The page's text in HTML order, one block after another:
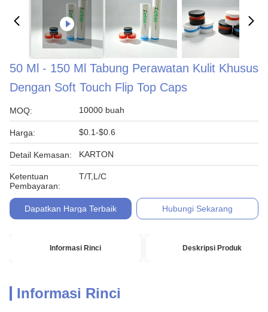
50 Ml - 150 Ml Tabung Perawatan Kulit Khusus
Dengan Soft Touch Flip Top Caps
MOQ: 10000 buah
Harga: $0.1-$0.6
Detail Kemasan: KARTON
Ketentuan
Pembayaran:
T/T,L/C
Dapatkan Harga Terbaik Hubungi Sekarang
Informasi Rinci Deskripsi Produk
Informasi Rinci